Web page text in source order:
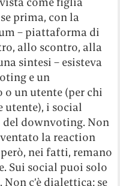
prima, con la
– piattaforma di
allo scontro, alla
sintesi – esisteva
e un
un utente (per chi
utente), i social
downvoting. Non
la reaction
nei fatti, remano
Sui social puoi solo
c’è dialettica: se